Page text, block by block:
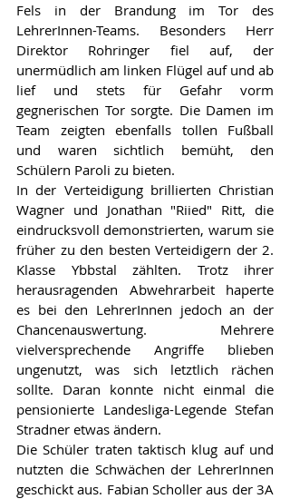
Fels in der Brandung im Tor des
LehrerInnen-Teams. Besonders Herr
Direktor Rohringer fiel auf, der
unermüdlich am linken Flügel auf und ab
lief und stets für Gefahr vorm
gegnerischen Tor sorgte. Die Damen im
Team zeigten ebenfalls tollen Fußball
und waren sichtlich bemüht, den
Schülern Paroli zu bieten.
In der Verteidigung brillierten Christian
Wagner und Jonathan "Riied" Ritt, die
eindrucksvoll demonstrierten, warum sie
früher zu den besten Verteidigern der 2.
Klasse Ybbstal zählten. Trotz ihrer
herausragenden Abwehrarbeit haperte
es bei den LehrerInnen jedoch an der
Chancenauswertung. Mehrere
vielversprechende Angriffe blieben
ungenutzt, was sich letztlich rächen
sollte. Daran konnte nicht einmal die
pensionierte Landesliga-Legende Stefan
Stradner etwas ändern.
Die Schüler traten taktisch klug auf und
nutzten die Schwächen der LehrerInnen
geschickt aus. Fabian Scholler aus der 3A